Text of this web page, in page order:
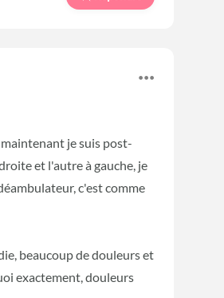
je suis post-
et l'autre à gauche, je
c'est comme
beaucoup de douleurs et
exactement, douleurs